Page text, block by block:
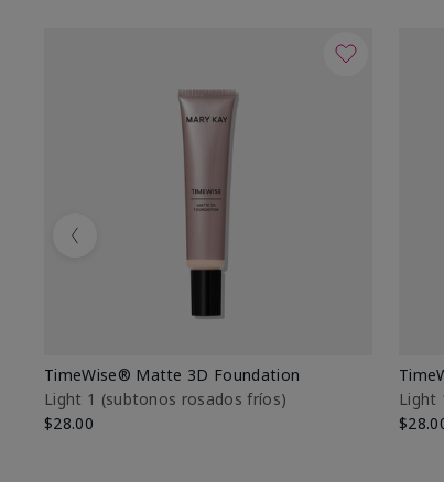
TimeWise® Matte 3D Foundation
Light 1​ (subtonos rosados fríos)
$28.00
Light
Previous